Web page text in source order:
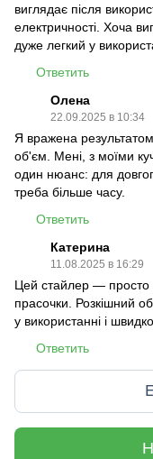
виглядає після
електричності. Хоча
дуже легкий у
Ответить
Олена
22.09.2025 в 10:34
Я вражена
об'єм. Мені, з моїми
один нюанс: для
треба більше часу.
Ответить
Катерина
11.08.2025 в 16:29
Цей стайлер — просто
прасочки. Розкішний
у використанні і
Ответить